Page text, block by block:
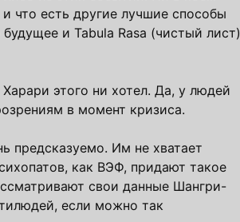
что есть другие лучшие способы
и Tabula Rasa (чистый лист)
этого ни хотел. Да, у людей
в момент кризиса.
предсказуемо. Им не хватает
как ВЭФ, придают такое
свои данные Шангри-
если можно так